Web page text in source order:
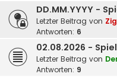
DD.MM.YYYY -
Letzter Beitrag von
Antworten: 6
02.08.2026 -
Letzter Beitrag von
Antworten: 9